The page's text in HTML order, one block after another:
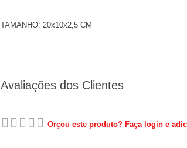
TAMANHO: 20x10x2,5 CM
Avaliações dos Clientes
Orçou este produto? Faça login e